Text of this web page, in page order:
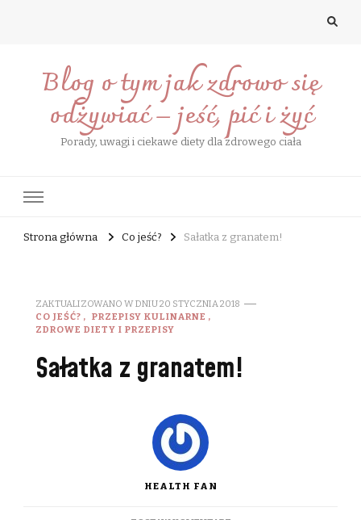
Blog o tym jak zdrowo się
odżywiać – jeść, pić i żyć
Porady, uwagi i ciekawe diety dla zdrowego ciała
Strona główna Co jeść? Sałatka z granatem!
ZAKTUALIZOWANO W DNIU20 STYCZNIA 2018
CO JEŚĆ?
PRZEPISY KULINARNE
ZDROWE DIETY I PRZEPISY
Sałatka z granatem!
HEALTH FAN